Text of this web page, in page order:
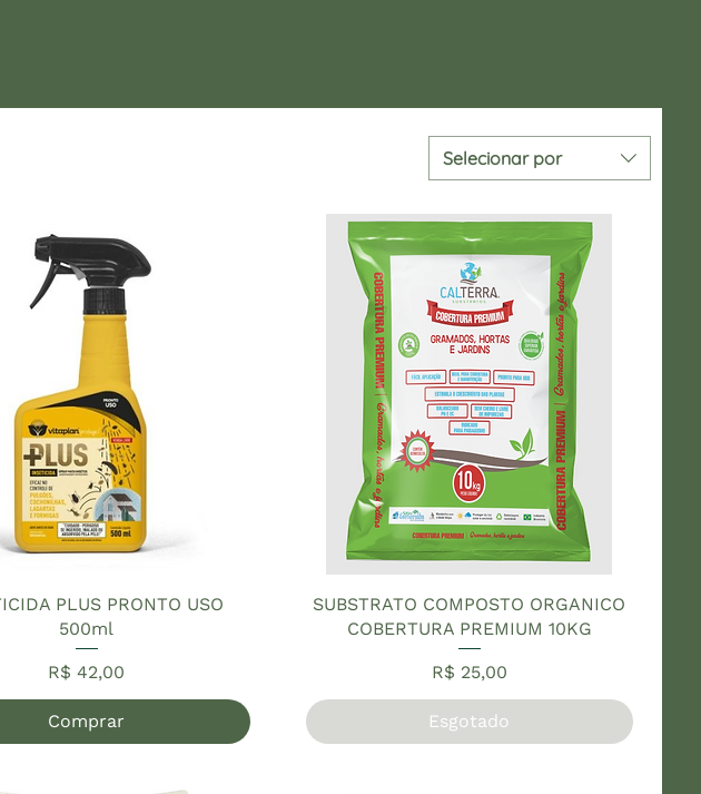
Selecionar por
PLUS PRONTO USO
500ml
Preço
R$ 42,00
Comprar
SUBSTRATO COMPOSTO ORGANICO
COBERTURA PREMIUM 10KG
Preço
R$ 25,00
Esgotado